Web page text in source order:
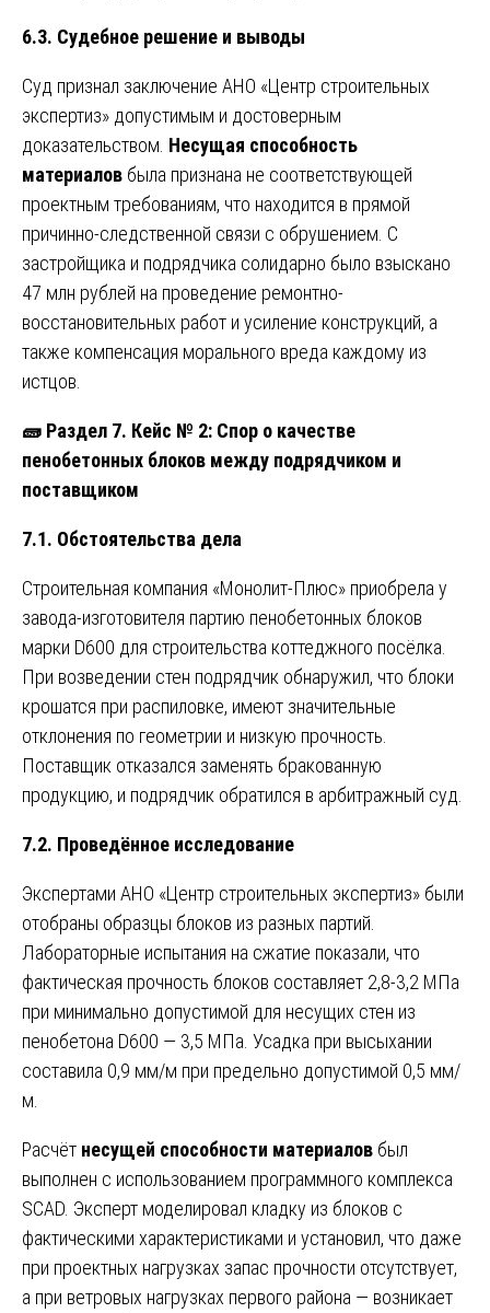
6.3. Судебное решение и выводы
Суд признал заключение АНО «Центр строительных
экспертиз» допустимым и достоверным
доказательством. Несущая способность
материалов была признана не соответствующей
проектным требованиям, что находится в прямой
причинно-следственной связи с обрушением. С
застройщика и подрядчика солидарно было взыскано
47 млн рублей на проведение ремонтно-
восстановительных работ и усиление конструкций, а
также компенсация морального вреда каждому из
истцов.
🧱 Раздел 7. Кейс № 2: Спор о качестве
пенобетонных блоков между подрядчиком и
поставщиком
7.1. Обстоятельства дела
Строительная компания «Монолит-Плюс» приобрела у
завода-изготовителя партию пенобетонных блоков
марки D600 для строительства коттеджного посёлка.
При возведении стен подрядчик обнаружил, что блоки
крошатся при распиловке, имеют значительные
отклонения по геометрии и низкую прочность.
Поставщик отказался заменять бракованную
продукцию, и подрядчик обратился в арбитражный суд.
7.2. Проведённое исследование
Экспертами АНО «Центр строительных экспертиз» были
отобраны образцы блоков из разных партий.
Лабораторные испытания на сжатие показали, что
фактическая прочность блоков составляет 2,8-3,2 МПа
при минимально допустимой для несущих стен из
пенобетона D600 — 3,5 МПа. Усадка при высыхании
составила 0,9 мм/м при предельно допустимой 0,5 мм/
м.
Расчёт несущей способности материалов был
выполнен с использованием программного комплекса
SCAD. Эксперт моделировал кладку из блоков с
фактическими характеристиками и установил, что даже
при проектных нагрузках запас прочности отсутствует,
а при ветровых нагрузках первого района — возникает